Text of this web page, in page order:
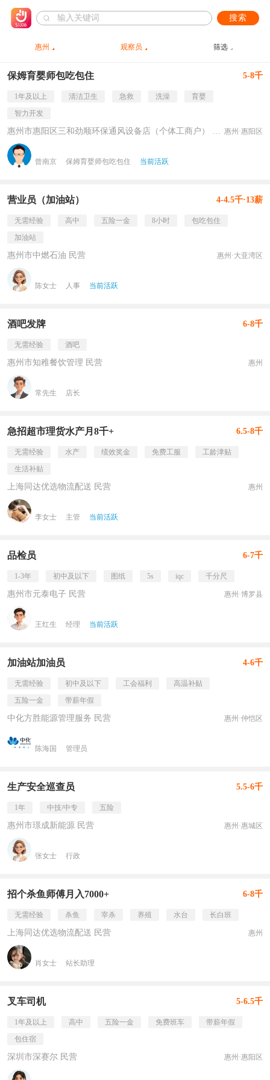
搜索
惠州 观察员 筛选
保姆育婴师包吃包住 5-8千
1年及以上 清洁卫生 急救 洗澡
育婴
智力开发
惠州市惠阳区三和劲顺环保通风设备店（个体工商户） 民营 惠州·惠阳区
曾南京 保姆育婴师包吃包住 当前活跃
营业员（加油站） 4-4.5千·13薪
无需经验 高中 五险一金 8小时
包吃包住
加油站
惠州市中燃石油 民营 惠州·大亚湾区
陈女士 人事 当前活跃
酒吧发牌 6-8千
无需经验 酒吧
惠州市知稚餐饮管理 民营 惠州
常先生 店长
急招超市理货水产月8千+ 6.5-8千
无需经验 水产 绩效奖金 免费工服
工龄津贴
生活补贴
上海同达优选物流配送 民营 惠州
李女士 主管 当前活跃
品检员 6-7千
1-3年 初中及以下 图纸 5s iqc 千分尺
惠州市元泰电子 民营 惠州·博罗县
王红生 经理 当前活跃
加油站加油员 4-6千
无需经验 初中及以下 工会福利
高温补贴
五险一金
带薪年假
中化方胜能源管理服务 民营 惠州·仲恺区
陈海国 管理员
生产安全巡查员 5.5-6千
1年 中技/中专 五险
惠州市璟成新能源 民营 惠州·惠城区
张女士 行政
招个杀鱼师傅月入7000+ 6-8千
无需经验 杀鱼 宰杀 养殖 水台 长白班
上海同达优选物流配送 民营 惠州
肖女士 站长助理
叉车司机 5-6.5千
1年及以上 高中 五险一金 免费班车
带薪年假
包住宿
深圳市深赛尔 民营 惠州·惠阳区